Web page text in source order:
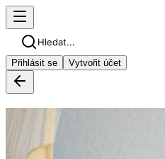
Hledat...
Přihlásit se Vytvořit účet